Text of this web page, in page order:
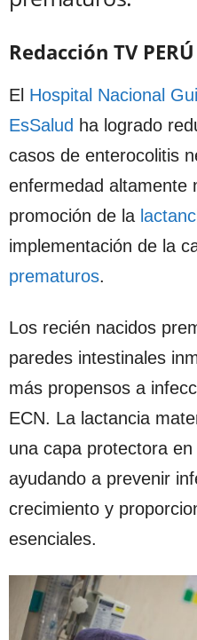
Redacción TV PERÚ
El Hospital Nacional
EsSalud ha logrado
casos de enterocolitis
enfermedad altamente
promoción de la
implementación de la
prematuros.
Los recién nacidos
paredes intestinales
más propensos a
ECN. La lactancia
una capa protectora
ayudando a prevenir
crecimiento y
esenciales.